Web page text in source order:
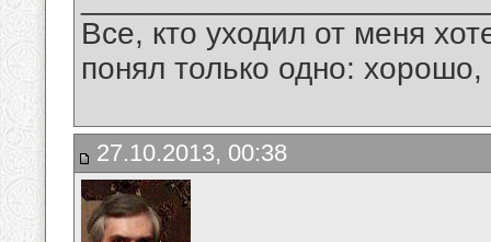
Все, кто уходил от меня
понял только одно:
27.10.2013, 00:38